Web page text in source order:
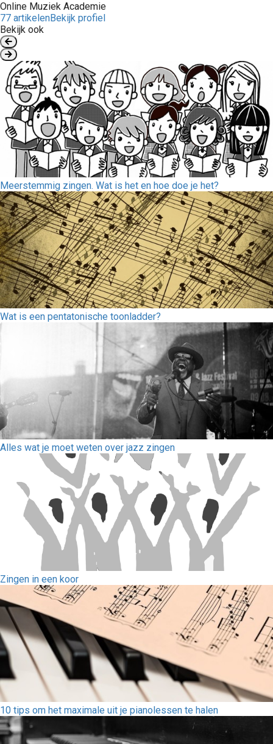
Online Muziek Academie
77 artikelenBekijk profiel
Bekijk ook
Meerstemmig zingen. Wat is het en hoe doe je het?
Wat is een pentatonische toonladder?
Alles wat je moet weten over jazz zingen
Zingen in een koor
10 tips om het maximale uit je pianolessen te halen